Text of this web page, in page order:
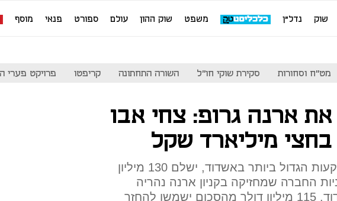
שוק נדל"ן משפט שוק ההון עולם ספורט פנאי מוסף
מט"ח וסחורות סקירת שוקי חו"ל השורה התחתונה קריפטו פרויקט פערי
ארנה גרופ: צחי אבו
מיליארד שקל
אבו, בעל מלאי הקרקעות הגדול ביותר באשדוד, ישלם 130 מיליון
62% ממניות החברה שמחזיקה בקניון ארנה נהריה
ובסטאר סנטר באשדוד. 115 מיליון דולר מהסכום ישמשו להחזר